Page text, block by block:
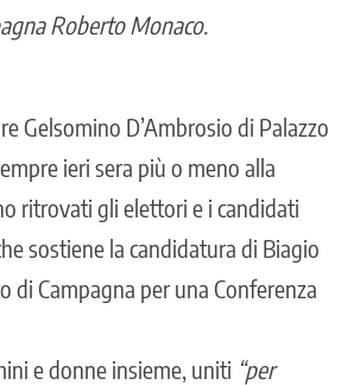
Roberto Monaco.
Gelsomino D’Ambrosio di Palazzo
ieri sera più o meno alla
ritrovati gli elettori e i candidati
sostiene la candidatura di Biagio
di Campagna per una Conferenza
e donne insieme, uniti “per